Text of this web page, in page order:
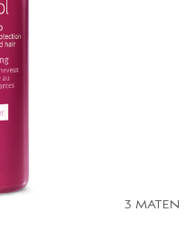
3 MATEN